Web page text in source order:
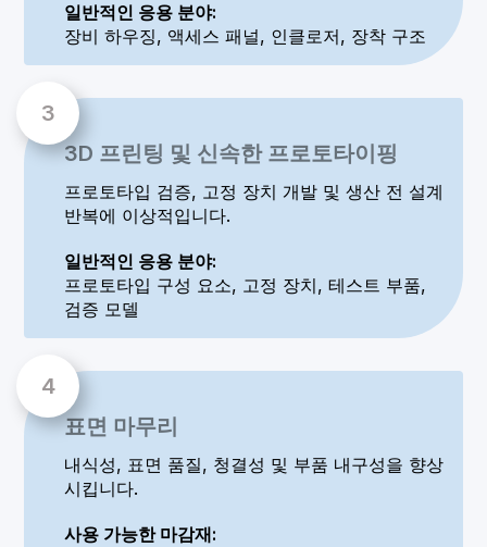
일반적인 응용 분야:
장비 하우징, 액세스 패널, 인클로저, 장착 구조
3D 프린팅 및 신속한 프로토타이핑
프로토타입 검증, 고정 장치 개발 및 생산 전 설계
반복에 이상적입니다.
일반적인 응용 분야:
프로토타입 구성 요소, 고정 장치, 테스트 부품,
검증 모델
표면 마무리
내식성, 표면 품질, 청결성 및 부품 내구성을 향상
시킵니다.
사용 가능한 마감재: